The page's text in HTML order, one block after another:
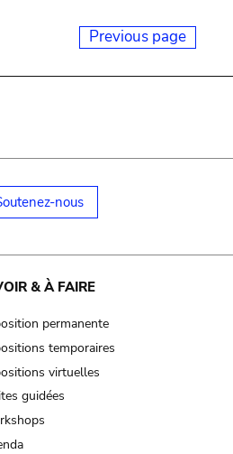
Previous page
nous
& À FAIRE
permanente
temporaires
virtuelles
guidées